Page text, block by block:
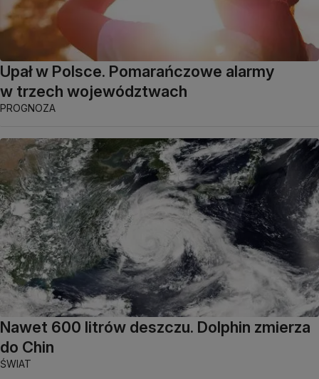
Upał w Polsce. Pomarańczowe alarmy
w trzech województwach
PROGNOZA
Nawet 600 litrów deszczu. Dolphin zmierza
do Chin
ŚWIAT